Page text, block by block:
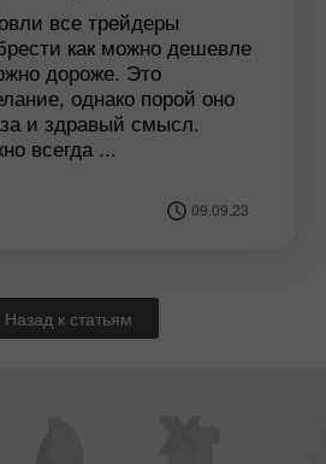
все трейдеры
как можно дешевле
дороже. Это
однако порой оно
и здравый смысл.
всегда ...
09.09.23
Назад к статьям